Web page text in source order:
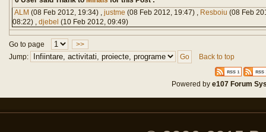
ALM (08 Feb 2012, 19:34) , justme (08 Feb 2012, 19:47) , Resboiu (08 Feb
08:22) , djebel (10 Feb 2012, 09:49)
Go to page
>>
Jump:
Back to top
Powered bye107 Forum